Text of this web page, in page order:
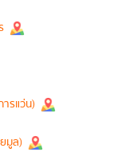
รแว่น)
มูล)